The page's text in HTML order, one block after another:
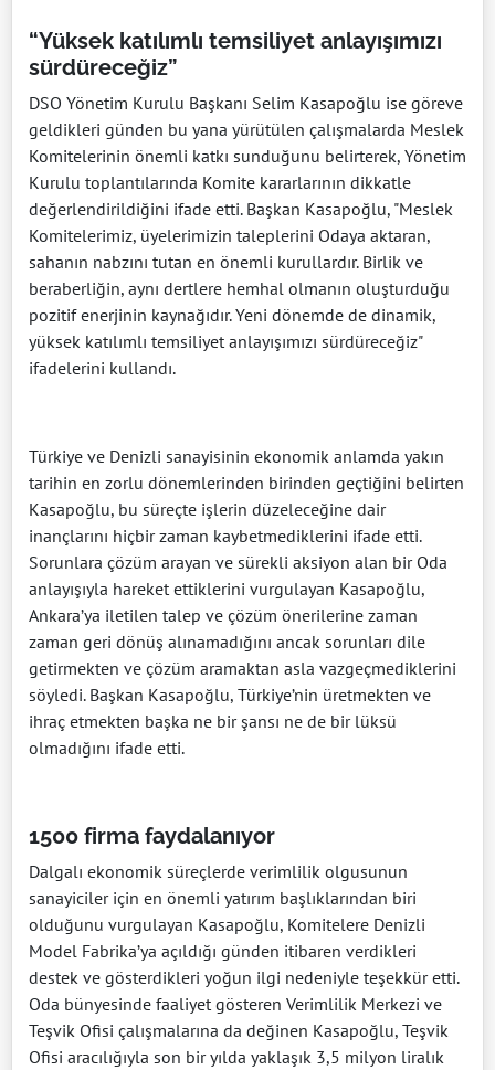
“Yüksek katılımlı temsiliyet anlayışımızı
sürdüreceğiz”
DSO Yönetim Kurulu Başkanı Selim Kasapoğlu ise göreve
geldikleri günden bu yana yürütülen çalışmalarda Meslek
Komitelerinin önemli katkı sunduğunu belirterek, Yönetim
Kurulu toplantılarında Komite kararlarının dikkatle
değerlendirildiğini ifade etti. Başkan Kasapoğlu, "Meslek
Komitelerimiz, üyelerimizin taleplerini Odaya aktaran,
sahanın nabzını tutan en önemli kurullardır. Birlik ve
beraberliğin, aynı dertlere hemhal olmanın oluşturduğu
pozitif enerjinin kaynağıdır. Yeni dönemde de dinamik,
yüksek katılımlı temsiliyet anlayışımızı sürdüreceğiz"
ifadelerini kullandı.
Türkiye ve Denizli sanayisinin ekonomik anlamda yakın
tarihin en zorlu dönemlerinden birinden geçtiğini belirten
Kasapoğlu, bu süreçte işlerin düzeleceğine dair
inançlarını hiçbir zaman kaybetmediklerini ifade etti.
Sorunlara çözüm arayan ve sürekli aksiyon alan bir Oda
anlayışıyla hareket ettiklerini vurgulayan Kasapoğlu,
Ankara’ya iletilen talep ve çözüm önerilerine zaman
zaman geri dönüş alınamadığını ancak sorunları dile
getirmekten ve çözüm aramaktan asla vazgeçmediklerini
söyledi. Başkan Kasapoğlu, Türkiye’nin üretmekten ve
ihraç etmekten başka ne bir şansı ne de bir lüksü
olmadığını ifade etti.
1500 firma faydalanıyor
Dalgalı ekonomik süreçlerde verimlilik olgusunun
sanayiciler için en önemli yatırım başlıklarından biri
olduğunu vurgulayan Kasapoğlu, Komitelere Denizli
Model Fabrika’ya açıldığı günden itibaren verdikleri
destek ve gösterdikleri yoğun ilgi nedeniyle teşekkür etti.
Oda bünyesinde faaliyet gösteren Verimlilik Merkezi ve
Teşvik Ofisi çalışmalarına da değinen Kasapoğlu, Teşvik
Ofisi aracılığıyla son bir yılda yaklaşık 3,5 milyon liralık